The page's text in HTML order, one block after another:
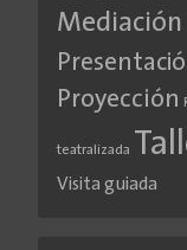
Proyección
teatralizada
Visita guiada